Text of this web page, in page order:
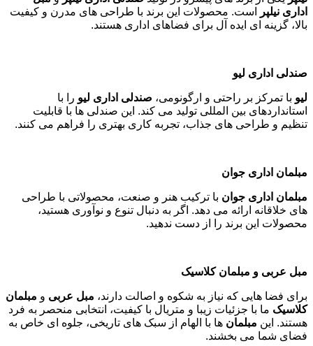
اداری نیلپر
است. محصولات این برند با طراحی های مدرن و کیفیت
بالا، گزینه ای ایده آل برای فضاهای اداری هستند.
صندلی اداری لیو
لیو با تمرکز بر راحتی و ارگونومی، صندلی اداری لیو را با
استانداردهای بین المللی تولید می کند. این صندلی ها با قابلیت
تنظیم و طراحی های جذاب، تجربه کاری بهتری را فراهم می کنند.
مبلمان اداری جوان
مبلمان اداری جوان با ترکیب هنر و صنعت، محصولاتی با طراحی
های خلاقانه ارائه می دهد. اگر به دنبال تنوع و نوآوری هستید،
محصولات این برند را از دست ندهید.
مبل عربی و مبلمان کلاسیک
برای فضا هایی که نیاز به شکوه و اصالت دارند، مبل عربی و مبلمان
کلاسیک ما با جزئیات زیبا و متریال با کیفیت، انتخابی منحصر به فرد
هستند. این مبلمان ها با الهام از سبک های تاریخی، جلوه ای خاص به
فضای شما می بخشند.